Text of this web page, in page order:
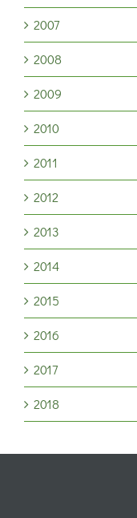
2007
2008
2009
2010
2011
2012
2013
2014
2015
2016
2017
2018